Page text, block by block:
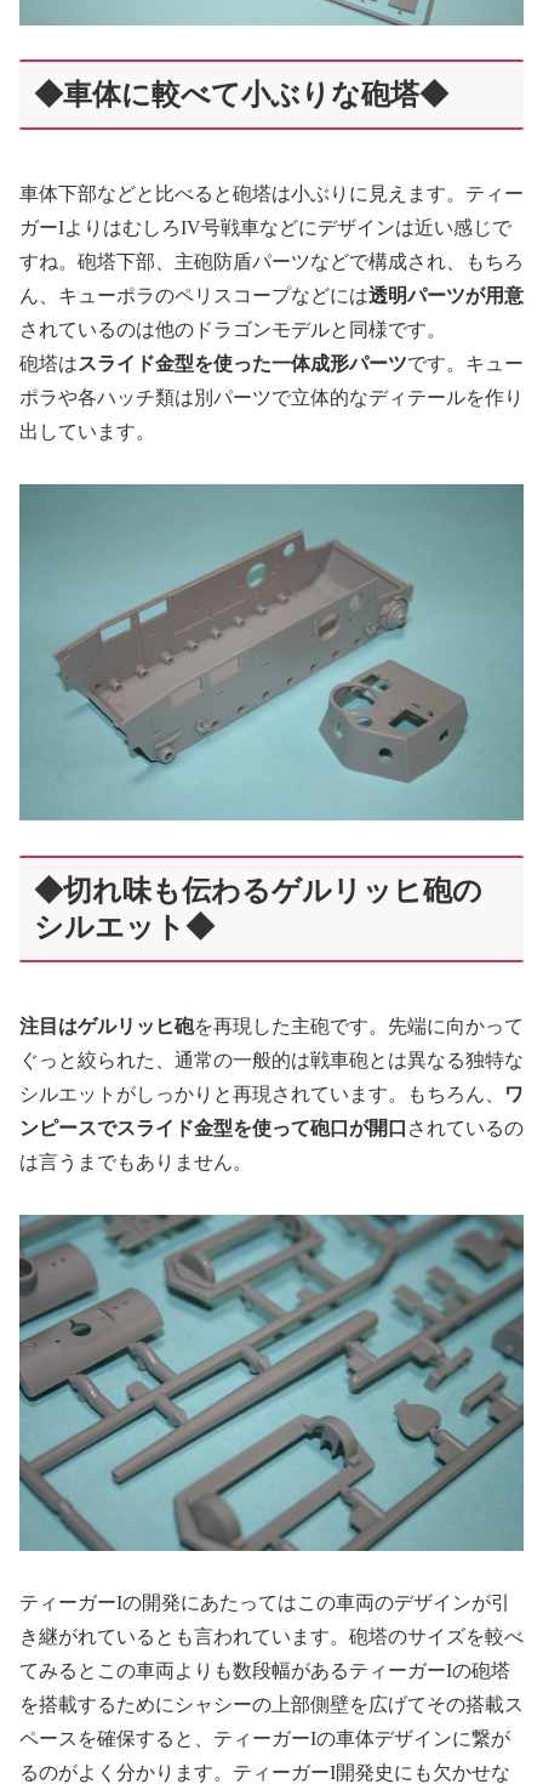
◆車体に較べて小ぶりな砲塔◆
車体下部などと比べると砲塔は小ぶりに見えます。ティー
ガーIよりはむしろIV号戦車などにデザインは近い感じで
すね。砲塔下部、主砲防盾パーツなどで構成され、もちろ
ん、キューポラのペリスコープなどには透明パーツが用意
されているのは他のドラゴンモデルと同様です。
砲塔はスライド金型を使った一体成形パーツです。 キュー
ポラや各ハッチ類は別パーツで立体的なディテールを作り
出しています。
◆切れ味も伝わるゲルリッヒ砲の
シルエット◆
注目はゲルリッヒ砲を再現した主砲です。先端に向かって
ぐっと絞られた、通常の一般的は戦車砲とは異なる独特な
シルエットがしっかりと再現されています。もちろん、
ワ
ンピースでスライド金型を使って砲口が開口 されているの
は言うまでもありません。
ティーガーIの開発にあたってはこの車両のデザインが引
き継がれているとも言われています。砲塔のサイズを較べ
てみるとこの車両よりも数段幅があるティーガーIの砲塔
を搭載するためにシャシーの上部側壁を広げてその搭載ス
ペースを確保すると、ティーガーIの車体デザインに繋が
るのがよく分かります。ティーガーI開発史にも欠かせな